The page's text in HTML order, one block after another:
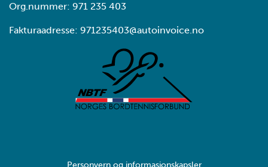
Org.nummer: 971 235 403
Fakturaadresse: 971235403@autoinvoice.no